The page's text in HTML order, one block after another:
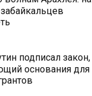
подписал закон,
основания для